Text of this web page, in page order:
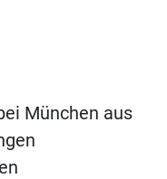
München aus